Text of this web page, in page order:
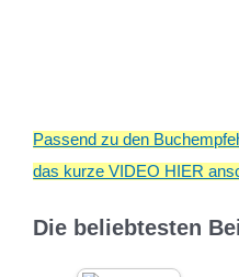
Passend zu den
das kurze VIDEO HIER
Die beliebtesten